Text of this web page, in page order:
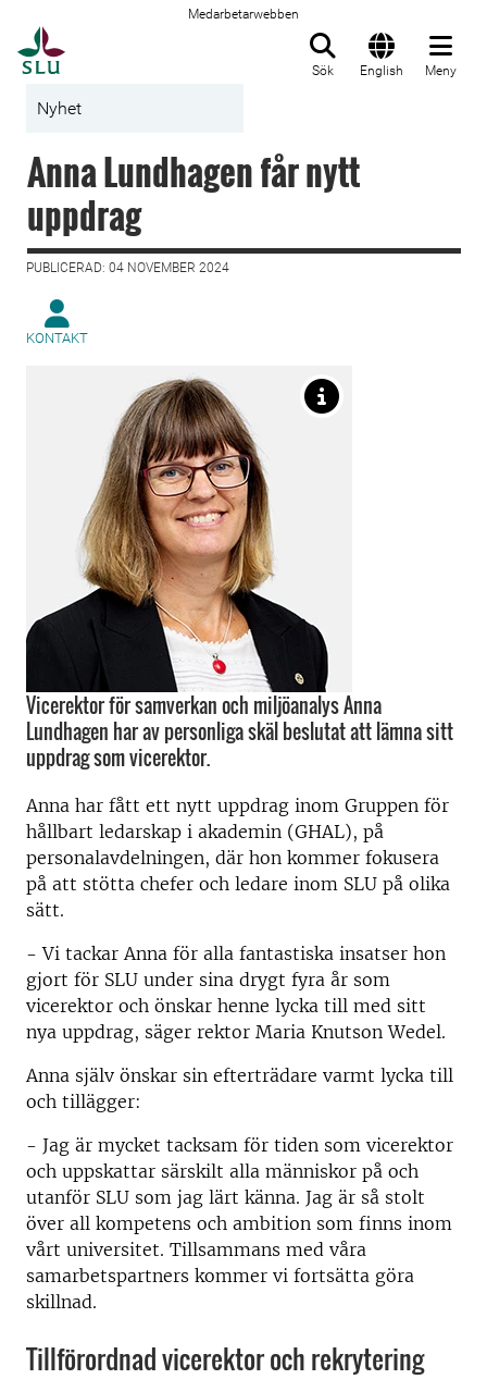
Medarbetarwebben
Sök English Meny
Nyhet
Anna Lundhagen får nytt
uppdrag
PUBLICERAD: 04 NOVEMBER 2024
KONTAKT
Vicerektor för samverkan och miljöanalys Anna
Lundhagen har av personliga skäl beslutat att lämna sitt
uppdrag som vicerektor.
Anna har fått ett nytt uppdrag inom Gruppen för
hållbart ledarskap i akademin (GHAL), på
personalavdelningen, där hon kommer fokusera
på att stötta chefer och ledare inom SLU på olika
sätt.
- Vi tackar Anna för alla fantastiska insatser hon
gjort för SLU under sina drygt fyra år som
vicerektor och önskar henne lycka till med sitt
nya uppdrag, säger rektor Maria Knutson Wedel.
Anna själv önskar sin efterträdare varmt lycka till
och tillägger:
- Jag är mycket tacksam för tiden som vicerektor
och uppskattar särskilt alla människor på och
utanför SLU som jag lärt känna. Jag är så stolt
över all kompetens och ambition som finns inom
vårt universitet. Tillsammans med våra
samarbetspartners kommer vi fortsätta göra
skillnad.
Tillförordnad vicerektor och rekrytering